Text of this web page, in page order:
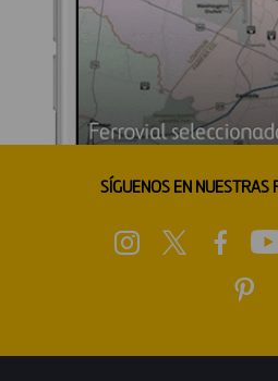
SÍGUENOS EN NUESTRAS